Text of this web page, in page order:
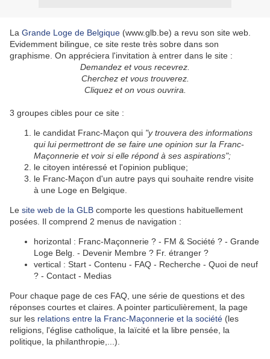
La Grande Loge de Belgique (www.glb.be) a revu son site web.
Evidemment bilingue, ce site reste très sobre dans son
graphisme. On appréciera l'invitation à entrer dans le site :
Demandez et vous recevrez.
Cherchez et vous trouverez.
Cliquez et on vous ouvrira.
3 groupes cibles pour ce site :
le candidat Franc-Maçon qui "y trouvera des informations
qui lui permettront de se faire une opinion sur la Franc-
Maçonnerie et voir si elle répond à ses aspirations";
le citoyen intéressé et l'opinion publique;
le Franc-Maçon d'un autre pays qui souhaite rendre visite
à une Loge en Belgique.
Le site web de la GLB comporte les questions habituellement
posées. Il comprend 2 menus de navigation :
horizontal : Franc-Maçonnerie ? - FM & Société ? - Grande
Loge Belg. - Devenir Membre ? Fr. étranger ?
vertical : Start - Contenu - FAQ - Recherche - Quoi de neuf
? - Contact - Medias
Pour chaque page de ces FAQ, une série de questions et des
réponses courtes et claires. A pointer particulièrement, la page
sur les relations entre la Franc-Maçonnerie et la société (les
religions, l'église catholique, la laïcité et la libre pensée, la
politique, la philanthropie,...).